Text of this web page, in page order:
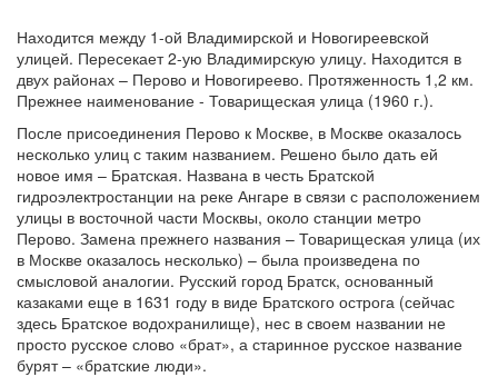
Находится между 1-ой Владимирской и Новогиреевской
улицей. Пересекает 2-ую Владимирскую улицу. Находится в
двух районах – Перово и Новогиреево. Протяженность 1,2 км.
Прежнее наименование - Товарищеская улица (1960 г.).
После присоединения Перово к Москве, в Москве оказалось
несколько улиц с таким названием. Решено было дать ей
новое имя – Братская. Названа в честь Братской
гидроэлектростанции на реке Ангаре в связи с расположением
улицы в восточной части Москвы, около станции метро
Перово. Замена прежнего названия – Товарищеская улица (их
в Москве оказалось несколько) – была произведена по
смысловой аналогии. Русский город Братск, основанный
казаками еще в 1631 году в виде Братского острога (сейчас
здесь Братское водохранилище), нес в своем названии не
просто русское слово «брат», а старинное русское название
бурят – «братские люди».